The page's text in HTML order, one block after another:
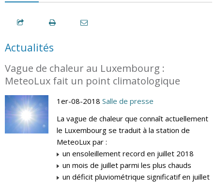
Actualités
Vague de chaleur au Luxembourg :
MeteoLux fait un point climatologique
1er-08-2018 Salle de presse
La vague de chaleur que connaît actuellement
le Luxembourg se traduit à la station de
MeteoLux par :
un ensoleillement record en juillet 2018
un mois de juillet parmi les plus chauds
un déficit pluviométrique significatif en juillet